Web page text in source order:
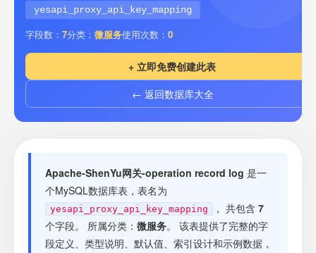
流量 剩余接口流量
套餐
yesapi_proxy_api_key_mapping
字段数： 7分类： 微服务使用次数： 0
+ 立即免费创建此表
← 返回数据库大全
Apache-ShenYu网关-operation record log 是一
个MySQL数据库表，表名为
yesapi_proxy_api_key_mapping ， 共包含 7
个字段。 所属分类： 微服务。 该表提供了完整的字
段定义、类型说明、默认值、索引设计和示例数据，